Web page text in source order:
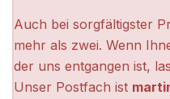
Auch bei sorgfältigster
mehr als zwei. Wenn
der uns entgangen ist,
Unser Postfach ist